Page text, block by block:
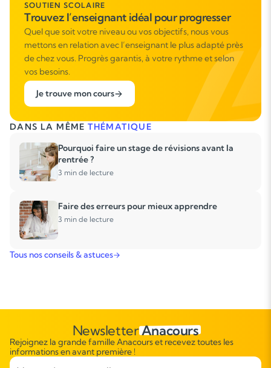
SOUTIEN SCOLAIRE
Trouvez l’enseignant idéal pour progresser
Quel que soit votre niveau ou vos objectifs, nous vous
mettons en relation avec l’enseignant le plus adapté près
de chez vous. Progrès garantis, à votre rythme et selon
vos besoins.
Je trouve mon cours
DANS LA MÊMETHÉMATIQUE
Pourquoi faire un stage de révisions avant la
rentrée ?
3 min de lecture
Faire des erreurs pour mieux apprendre
3 min de lecture
Tous nos conseils & astuces
NewsletterAnacours
Rejoignez la grande famille Anacours et recevez toutes les
informations en avant première !